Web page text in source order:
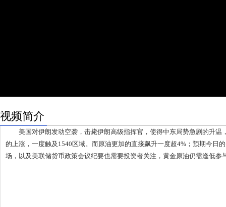
视频简介
美国对伊朗发动空袭，击毙伊朗高级指挥官，使得中东局势急剧的升温
的上涨，一度触及1540区域。而原油更加的直接飙升一度超4%；预期今日
场，以及美联储货币政策会议纪要也需要投资者关注，黄金原油仍需逢低参